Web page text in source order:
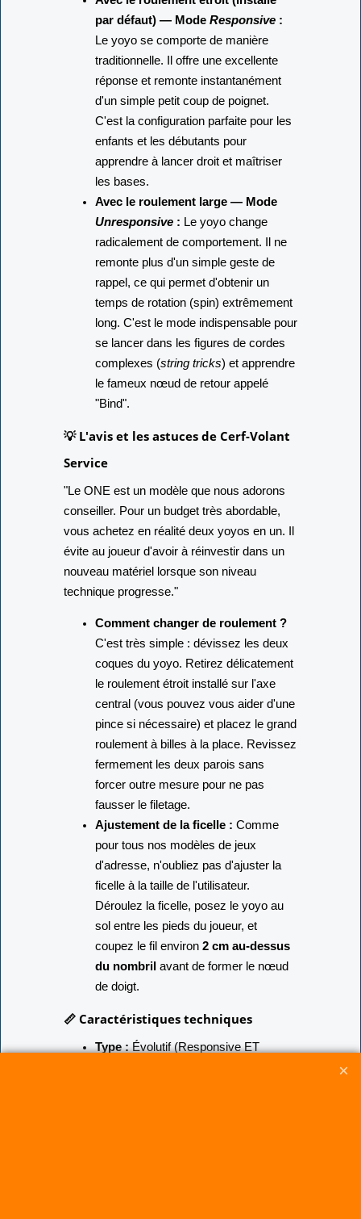
par défaut) — Mode Responsive:
Le yoyo se comporte de manière
traditionnelle. Il offre une excellente
réponse et remonte instantanément
d'un simple petit coup de poignet.
C'est la configuration parfaite pour les
enfants et les débutants pour
apprendre à lancer droit et maîtriser
les bases.
Avec le roulement large — Mode
Unresponsive: Le yoyo change
radicalement de comportement. Il ne
remonte plus d'un simple geste de
rappel, ce qui permet d'obtenir un
temps de rotation (spin) extrêmement
long. C'est le mode indispensable pour
se lancer dans les figures de cordes
complexes (string tricks) et apprendre
le fameux nœud de retour appelé
"Bind".
💡 L'avis et les astuces de Cerf-Volant
Service
"Le ONE est un modèle que nous adorons
conseiller. Pour un budget très abordable,
vous achetez en réalité deux yoyos en un. Il
évite au joueur d'avoir à réinvestir dans un
nouveau matériel lorsque son niveau
technique progresse."
Comment changer de roulement ?
C'est très simple : dévissez les deux
coques du yoyo. Retirez délicatement
le roulement étroit installé sur l'axe
central (vous pouvez vous aider d'une
pince si nécessaire) et placez le grand
roulement à billes à la place. Revissez
fermement les deux parois sans
forcer outre mesure pour ne pas
fausser le filetage.
Ajustement de la ficelle : Comme
pour tous nos modèles de jeux
d'adresse, n'oubliez pas d'ajuster la
ficelle à la taille de l'utilisateur.
Déroulez la ficelle, posez le yoyo au
sol entre les pieds du joueur, et
coupez le fil environ 2 cm au-dessus
du nombrilavant de former le nœud
de doigt.
📏 Caractéristiques techniques
Type :Évolutif (Responsive ET